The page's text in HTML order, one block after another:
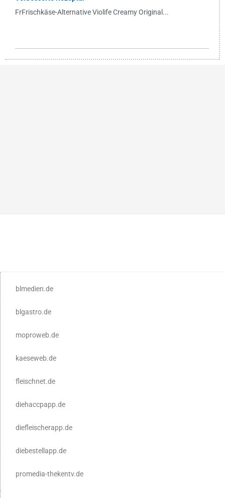
FrFrischkäse-Alternative Violife Creamy Original...
blmedien.de
blgastro.de
moproweb.de
kaeseweb.de
fleischnet.de
diehaccpapp.de
diefleischerapp.de
diebestellapp.de
promedia-thekentv.de